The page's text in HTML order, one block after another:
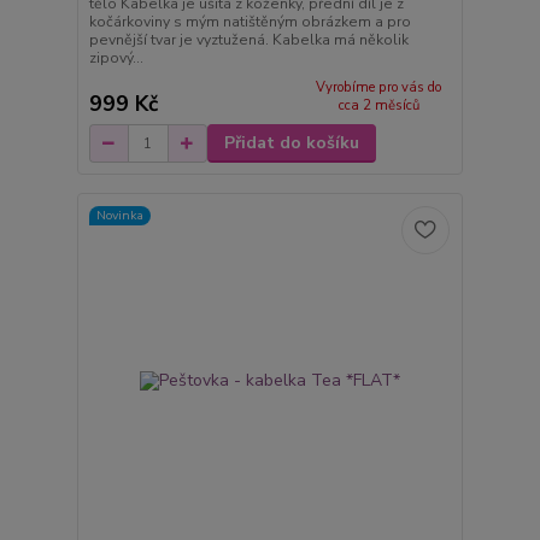
kočárkoviny s mým natištěným obrázkem a pro
pevnější tvar je vyztužená. Kabelka má několik
zipový...
999 Kč
Vyrobíme pro vás do
cca 2 měsíců
Přidat do košíku
Novinka